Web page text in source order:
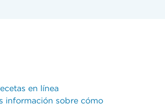
en línea
información sobre cómo